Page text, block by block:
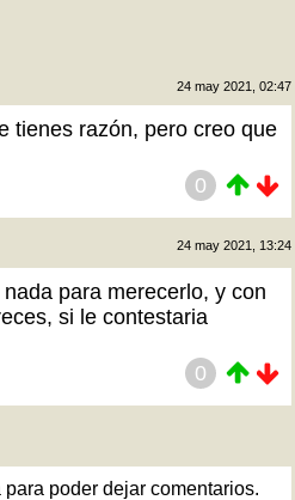
24 may 2021, 02:47
tienes razón, pero creo que
0
24 may 2021, 13:24
para merecerlo, y con
si le contestaria
0
poder dejar comentarios.